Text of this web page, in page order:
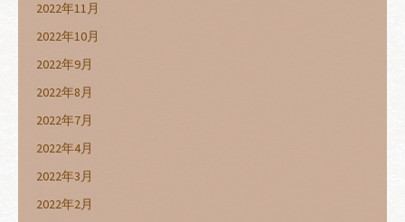
2022年11月
2022年10月
2022年9月
2022年8月
2022年7月
2022年4月
2022年3月
2022年2月